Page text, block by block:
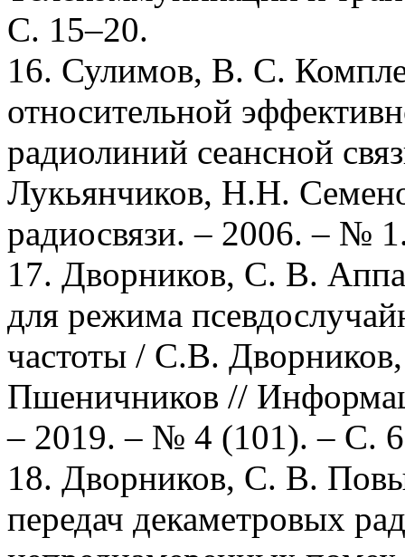
С. 15–20.
16. Сулимов, В. С.
относительной
радиолиний сеансной
Лукьянчиков, Н.Н.
радиосвязи. – 2006. – №
17. Дворников, С. В.
для режима
частоты / С.В.
Пшеничников //
– 2019. – № 4 (101). – С.
18. Дворников, С. В.
передач декаметровых